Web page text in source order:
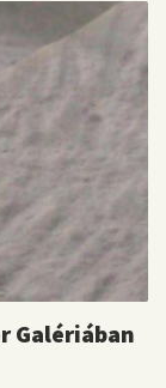
Galériában